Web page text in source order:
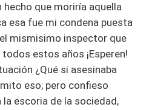
hecho que moriría aquella
esa fue mi condena puesta
mismisimo inspector que
estos años ¡Esperen!
¿Qué si asesinaba
eso; pero confieso
escoria de la sociedad,